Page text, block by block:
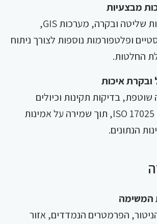
מבצעיות
חיבור למערכות שליטה ובקרה, מערכות GIS,
ופלטפורמות נוספות לצורך ניתוח
החלטות.
ובקרת איכות
שוטפת, בדיקות תקינות וכיולים
בהתאם לתקן ISO 17025, תוך שמירה על אמינות
הנתונים.
המשימה
הפרמטרים הנמדדים, אזור